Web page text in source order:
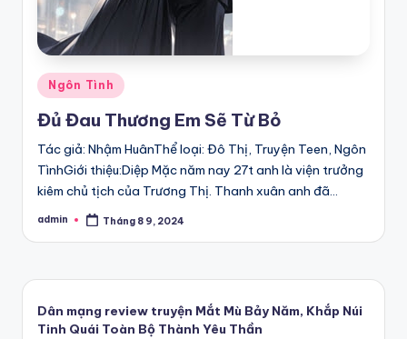
Posted
in
Ngôn Tình
Đủ Đau Thương Em Sẽ Từ Bỏ
Tác giả: Nhậm HuânThể loại: Đô Thị, Truyện Teen, Ngôn
TìnhGiới thiệu:Diệp Mặc năm nay 27t anh là viện trưởng
kiêm chủ tịch của Trương Thị. Thanh xuân anh đã…
Posted
admin Tháng 8 9, 2024
Dân mạng review truyện Mắt Mù Bảy Năm, Khắp Núi
Tinh Quái Toàn Bộ Thành Yêu Thần